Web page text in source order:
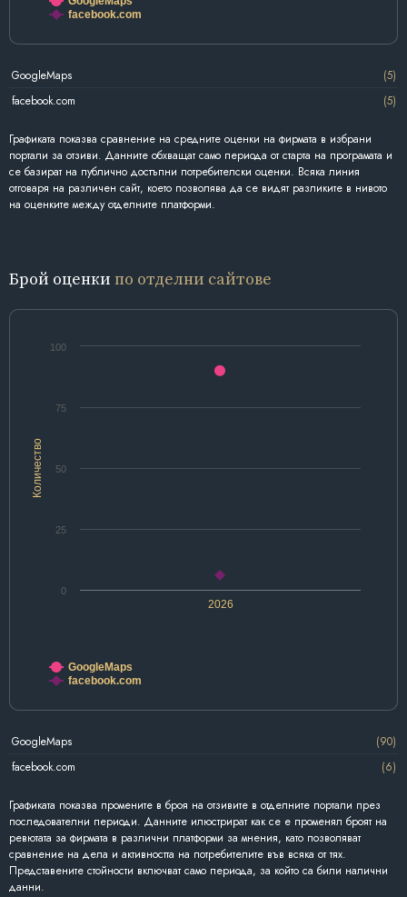
facebook.com
GoogleMaps
(5)
facebook.com
(5)
Графиката показва сравнение на средните оценки на фирмата в избрани
портали за отзиви. Данните обхващат само периода от старта на програмата и
се базират на публично достъпни потребителски оценки. Всяка линия
отговаря на различен сайт, което позволява да се видят разликите в нивото
на оценките между отделните платформи.
Брой оценки по отделни сайтове
Количество
2026
0
100
25
50
75
GoogleMaps
facebook.com
GoogleMaps
(90)
facebook.com
(6)
Графиката показва промените в броя на отзивите в отделните портали през
последователни периоди. Данните илюстрират как се е променял броят на
ревютата за фирмата в различни платформи за мнения, като позволяват
сравнение на дела и активността на потребителите във всяка от тях.
Представените стойности включват само периода, за който са били налични
данни.